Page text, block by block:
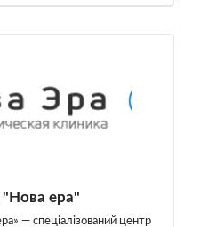
"Нова ера"
— спеціалізований центр